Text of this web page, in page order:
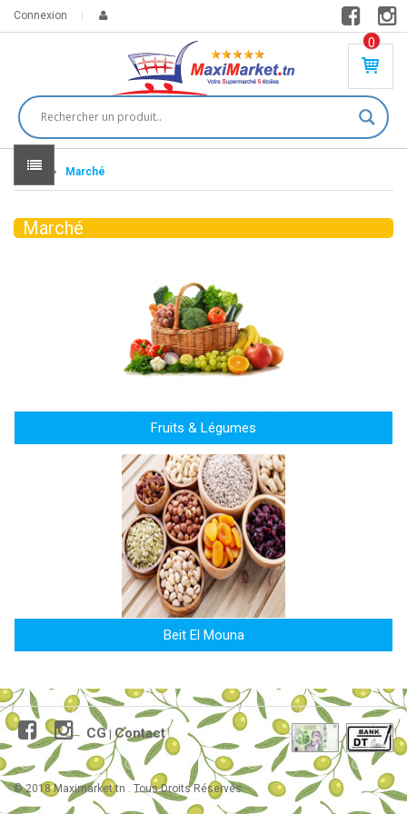
Connexion
0
PR
DU
IT(
S)
0
DT
Home Marché
Marché
Fruits & Légumes
Beit El Mouna
CG| Contact
© 2018 Maximarket.tn . Tous Droits Réservés.